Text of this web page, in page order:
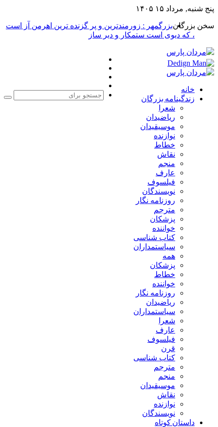
پنج شنبه, مرداد ۱۵ ۱۴۰۵
سخن بزرگانبزرگمهر : زورمندترین و پر گزنده ترین اهرمن آز است
، که دیوی است ستمکار و دیر ساز
خانه
زندگینامه بزرگان
شعرا
ریاضیدان
موسیقیدان
نوازنده
خطاط
نقاش
منجم
عارف
فیلسوف
نویسندگان
روزنامه نگار
مترجم
پزشکان
خواننده
کتاب شناسی
سیاستمداران
همه
پزشکان
خطاط
خواننده
روزنامه نگار
ریاضیدان
سیاستمداران
شعرا
عارف
فیلسوف
قرن
کتاب شناسی
مترجم
منجم
موسیقیدان
نقاش
نوازنده
نویسندگان
داستان کوتاه